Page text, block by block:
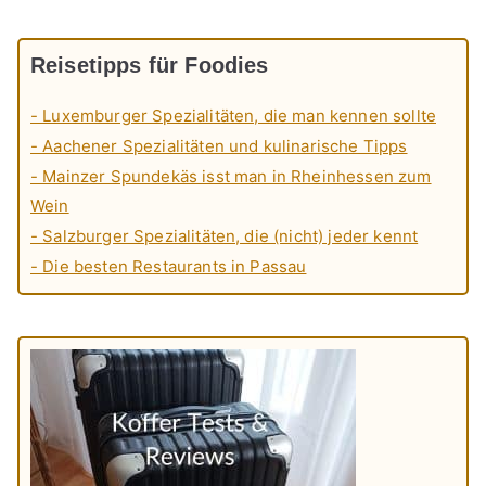
Reisetipps für Foodies
- Luxemburger Spezialitäten, die man kennen sollte
- Aachener Spezialitäten und kulinarische Tipps
- Mainzer Spundekäs isst man in Rheinhessen zum
Wein
- Salzburger Spezialitäten, die (nicht) jeder kennt
- Die besten Restaurants in Passau